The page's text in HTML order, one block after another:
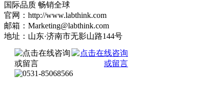
国际品质 畅销全球
官网：http://www.labthink.com
邮箱：Marketing@labthink.com
地址：山东·济南市无影山路144号